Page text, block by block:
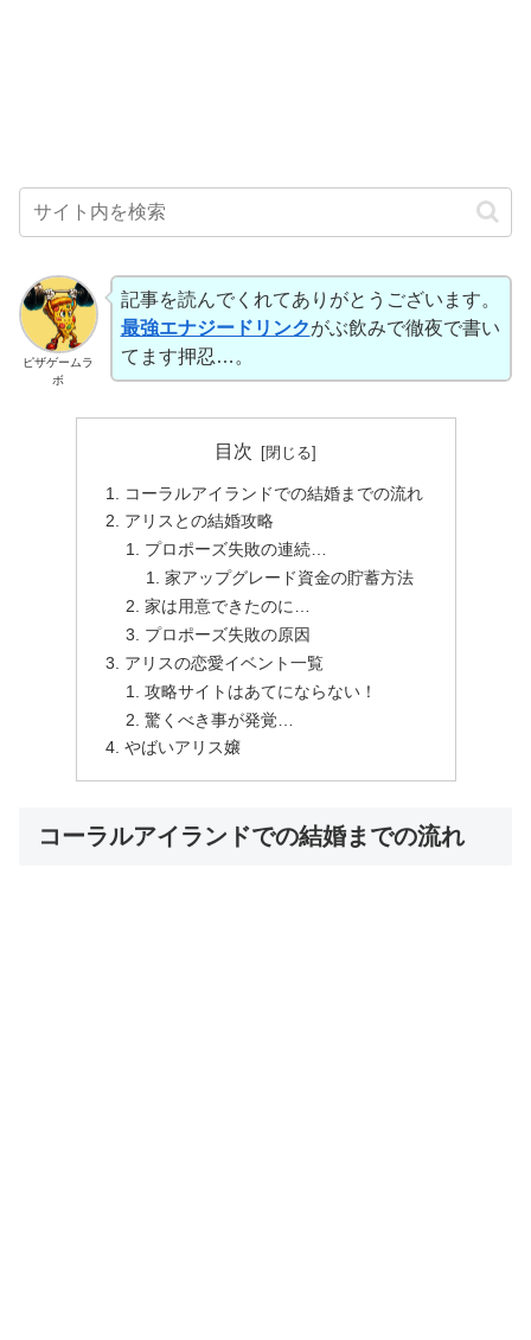
ピザゲームラ
ボ
記事を読んでくれてありがとうございます。
最強エナジードリンクがぶ飲みで徹夜で書い
てます押忍…。
目次
コーラルアイランドでの結婚までの流れ
アリスとの結婚攻略
プロポーズ失敗の連続…
家アップグレード資金の貯蓄方法
家は用意できたのに…
プロポーズ失敗の原因
アリスの恋愛イベント一覧
攻略サイトはあてにならない！
驚くべき事が発覚…
やばいアリス嬢
コーラルアイランドでの結婚までの流れ